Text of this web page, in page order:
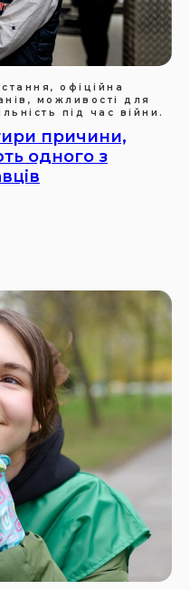
офіційна
можливості для
під час війни.
причини,
одного з